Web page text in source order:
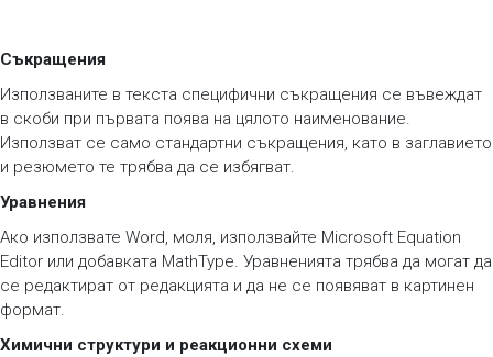
Съкращения
Използваните в текста специфични съкращения се въвеждат
в скоби при първата поява на цялото наименование.
Използват се само стандартни съкращения, като в заглавието
и резюмето те трябва да се избягват.
Уравнения
Ако използвате Word, моля, използвайте Microsoft Equation
Editor или добавката MathType. Уравненията трябва да могат да
се редактират от редакцията и да не се появяват в картинен
формат.
Химични структури и реакционни схеми